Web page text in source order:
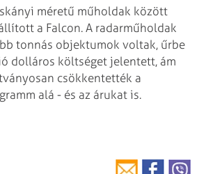
méretű műholdak között
a Falcon. A radarműholdak
tonnás objektumok voltak, űrbe
dolláros költséget jelentett, ám
csökkentették a
alá - és az árukat is.